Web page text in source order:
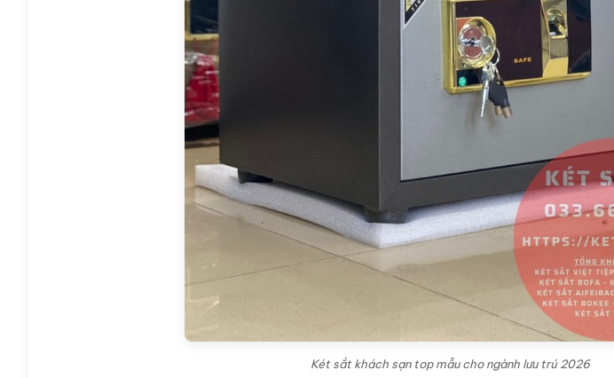
Két sắt khách sạn top mẫu cho ngành lưu trú 2026